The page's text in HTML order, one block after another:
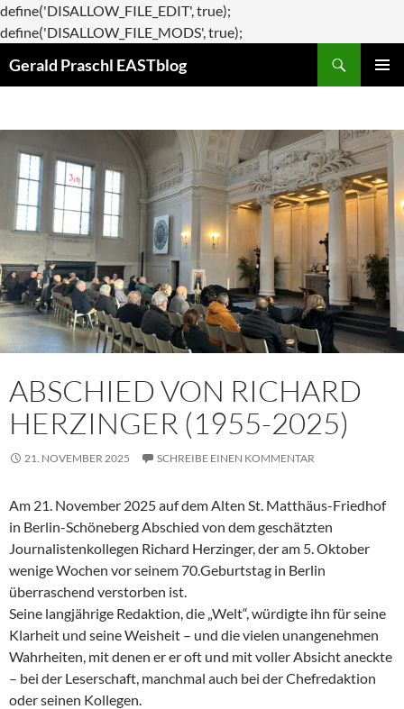
define('DISALLOW_FILE_EDIT', true);
define('DISALLOW_FILE_MODS', true);
Gerald Praschl EASTblog
ABSCHIED VON RICHARD
HERZINGER (1955-2025)
21. NOVEMBER 2025 SCHREIBE EINEN KOMMENTAR
Am 21. November 2025 auf dem Alten St. Matthäus-Friedhof
in Berlin-Schöneberg Abschied von dem geschätzten
Journalistenkollegen Richard Herzinger, der am 5. Oktober
wenige Wochen vor seinem 70.Geburtstag in Berlin
überraschend verstorben ist.
Seine langjährige Redaktion, die „Welt“, würdigte ihn für seine
Klarheit und seine Weisheit – und die vielen unangenehmen
Wahrheiten, mit denen er er oft und mit voller Absicht aneckte
– bei der Leserschaft, manchmal auch bei der Chefredaktion
oder seinen Kollegen.